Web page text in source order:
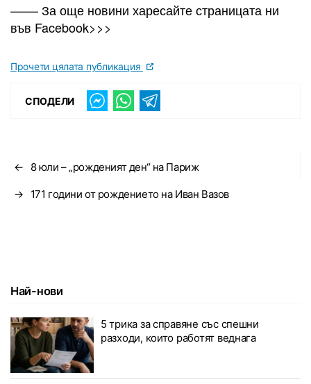
–––– За още новини харесайте страницата ни
във Facebook>>>
Прочети цялата публикация
СПОДЕЛИ
← 8 юли – „рожденият ден“ на Париж
→ 171 години от рождението на Иван Вазов
Най-нови
5 трика за справяне със спешни
разходи, които работят веднага